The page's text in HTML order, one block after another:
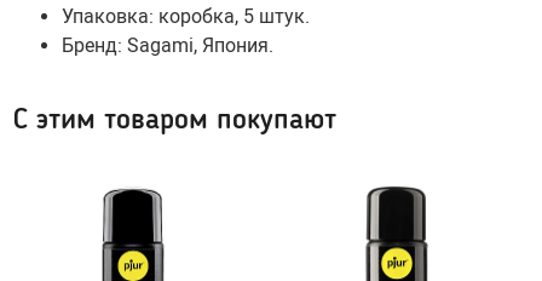
Насадки, кольца
Кольца и насадки с вибрацией
Насадки на палец
Упаковка: коробка, 5 штук.
Бренд: Sagami, Япония.
С этим товаром покупают